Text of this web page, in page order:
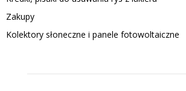
Zakupy
Kolektory słoneczne i panele fotowoltaiczne